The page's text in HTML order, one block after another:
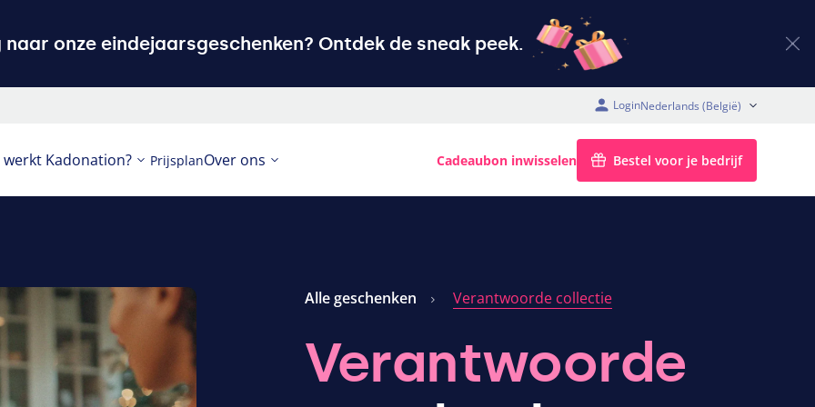
onze eindejaarsgeschenken? Ontdek de sneak peek.
Login
BE (België)
werkt Kadonation? PrijsplanOver ons Cadeaubon inwisselen Bestel voor je bedrijf
Alle geschenken Verantwoorde collectie
Verantwoorde